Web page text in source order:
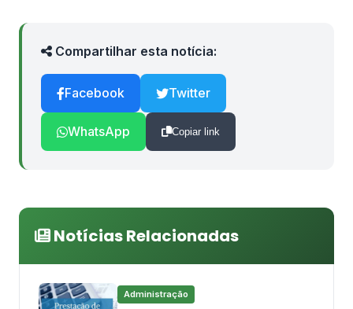
Compartilhar esta notícia:
Facebook Twitter
WhatsApp Copiar link
Notícias Relacionadas
Administração